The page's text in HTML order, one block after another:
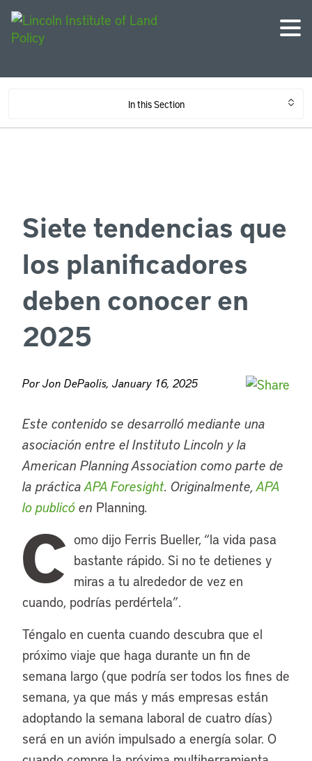
In this Section
Siete tendencias que
los planificadores
deben conocer en
2025
Por Jon DePaolis, January 16, 2025
Este contenido se desarrolló mediante una
asociación entre el Instituto Lincoln y la
American Planning Association como parte de
la prácticaAPA Foresight. Originalmente,APA
lo publicó en Planning.
C omo dijo Ferris Bueller, “la vida pasa
bastante rápido. Si no te detienes y
miras a tu alrededor de vez en
cuando, podrías perdértela”.
Téngalo en cuenta cuando descubra que el
próximo viaje que haga durante un fin de
semana largo (que podría ser todos los fines de
semana, ya que más y más empresas están
adoptando la semana laboral de cuatro días)
será en un avión impulsado a energía solar. O